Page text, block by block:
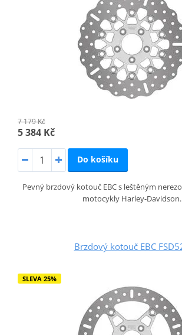
7 179 Kč
5 384 Kč
Do košíku
Pevný brzdový kotouč EBC s leštěným
motocykly Harley-Davidson.
Brzdový kotouč EBC
SLEVA 25%